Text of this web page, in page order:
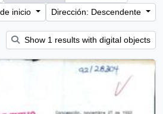
inicio
Dirección: Descendente
Show 1 results with digital objects